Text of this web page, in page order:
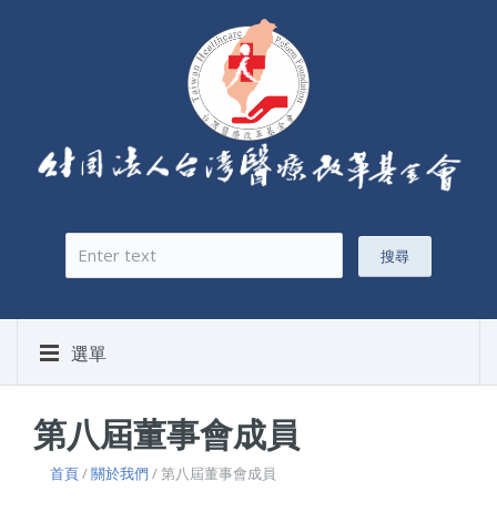
搜尋表單
搜尋
選單
第八屆董事會成員
首頁/關於我們 / 第八屆董事會成員